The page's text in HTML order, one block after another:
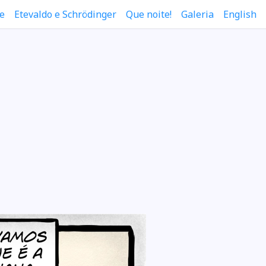
Etevaldo e Schrödinger Que noite! Galeria English